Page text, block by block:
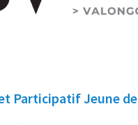
Participatif Jeune de